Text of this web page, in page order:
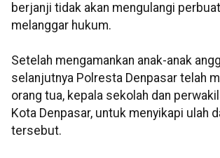
berjanji tidak akan mengulangi
melanggar hukum.
Setelah mengamankan anak-anak
selanjutnya Polresta Denpasar telah
orang tua, kepala sekolah dan
Kota Denpasar, untuk menyikapi ulah
tersebut.